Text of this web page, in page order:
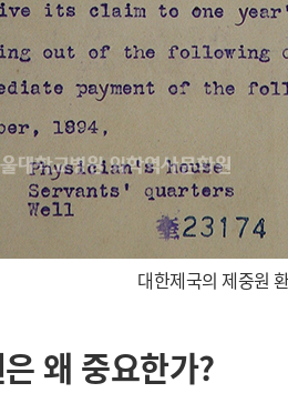
대한제국의 제중원
왜 중요한가?